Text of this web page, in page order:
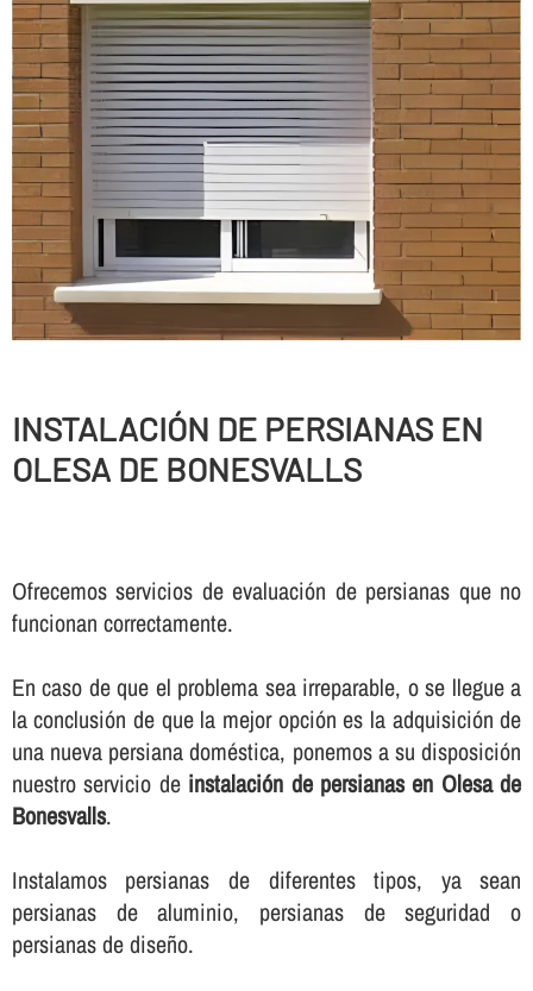
INSTALACIÓN DE PERSIANAS EN
OLESA DE BONESVALLS
Ofrecemos servicios de evaluación de persianas que no
funcionan correctamente.
En caso de que el problema sea irreparable, o se llegue a
la conclusión de que la mejor opción es la adquisición de
una nueva persiana doméstica, ponemos a su disposición
nuestro servicio de instalación de persianas en Olesa de
Bonesvalls.
Instalamos persianas de diferentes tipos, ya sean
persianas de aluminio, persianas de seguridad o
persianas de diseño.